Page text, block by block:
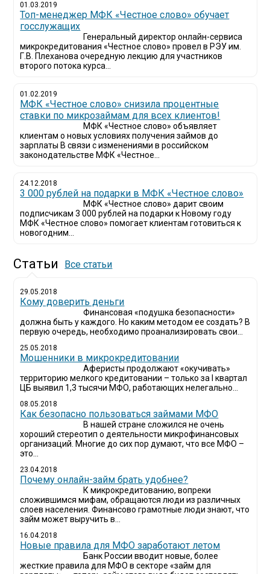
01.03.2019
Топ-менеджер МФК «Честное слово» обучает
госслужащих
Генеральный директор онлайн-сервиса
микрокредитования «Честное слово» провел в РЭУ им.
Г.В. Плеханова очередную лекцию для участников
второго потока курса...
01.02.2019
МФК «Честное слово» снизила процентные
ставки по микрозаймам для всех клиентов!
МФК «Честное слово» объявляет
клиентам о новых условиях получения займов до
зарплаты В связи с изменениями в российском
законодательстве МФК «Честное...
24.12.2018
3 000 рублей на подарки в МФК «Честное слово»
МФК «Честное слово» дарит своим
подписчикам 3 000 рублей на подарки к Новому году
МФК «Честное слово» помогает клиентам готовиться к
новогодним...
Статьи Все статьи
29.05.2018
Кому доверить деньги
Финансовая «подушка безопасности»
должна быть у каждого. Но каким методом ее создать? В
первую очередь, необходимо проанализировать свои...
25.05.2018
Мошенники в микрокредитовании
Аферисты продолжают «окучивать»
территорию мелкого кредитовании – только за I квартал
ЦБ выявил 1,3 тысячи МФО, работающих нелегально...
08.05.2018
Как безопасно пользоваться займами МФО
В нашей стране сложился не очень
хороший стереотип о деятельности микрофинансовых
организаций. Многие до сих пор думают, что все МФО –
это...
23.04.2018
Почему онлайн-займ брать удобнее?
К микрокредитованию, вопреки
сложившимся мифам, обращаются люди из различных
слоев населения. Финансово грамотные люди знают, что
займ может выручить в...
16.04.2018
Новые правила для МФО заработают летом
Банк России вводит новые, более
жесткие правила для МФО в секторе «займ для